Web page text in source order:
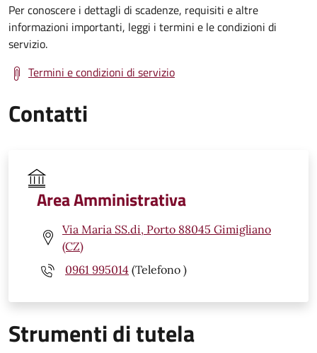
Per conoscere i dettagli di scadenze, requisiti e altre
informazioni importanti, leggi i termini e le condizioni di
servizio.
Termini e condizioni di servizio
Contatti
Area Amministrativa
Via Maria SS.di, Porto 88045 Gimigliano
(CZ)
0961 995014 (Telefono )
Strumenti di tutela